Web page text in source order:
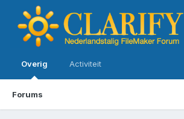
Overig
Forums
Activiteit